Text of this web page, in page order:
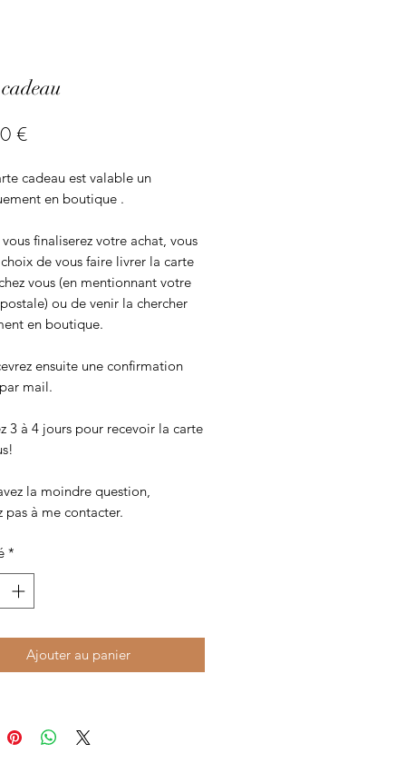
€Prix
cadeau est valable un
en boutique .
finaliserez votre achat, vous
de vous faire livrer la carte
vous (en mentionnant votre
ou de venir la chercher
en boutique.
ensuite une confirmation
mail.
3 à 4 jours pour recevoir la carte
la moindre question,
pas à me contacter.
*
Ajouter au panier